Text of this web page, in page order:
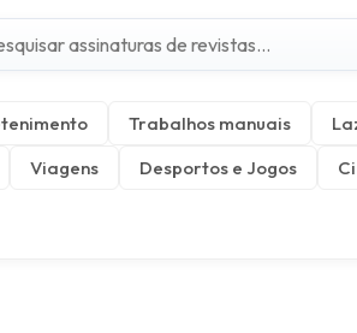
Trabalhos manuais
Viagens Desportos e Jogos